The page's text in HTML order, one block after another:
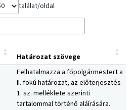
találat/oldal
Határozat szövege
Felhatalmazza a főpolgármestert a
II. fokú határozat, az előterjesztés
1. sz. melléklete szerinti
tartalommal történő aláírására.